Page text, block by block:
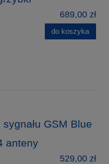
689,00 zł
do koszyka
GSM Blue
anteny
529,00 zł